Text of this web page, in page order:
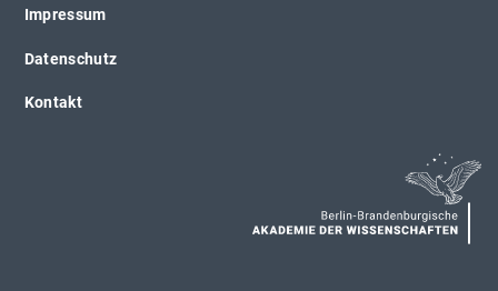
Impressum
Datenschutz
Kontakt